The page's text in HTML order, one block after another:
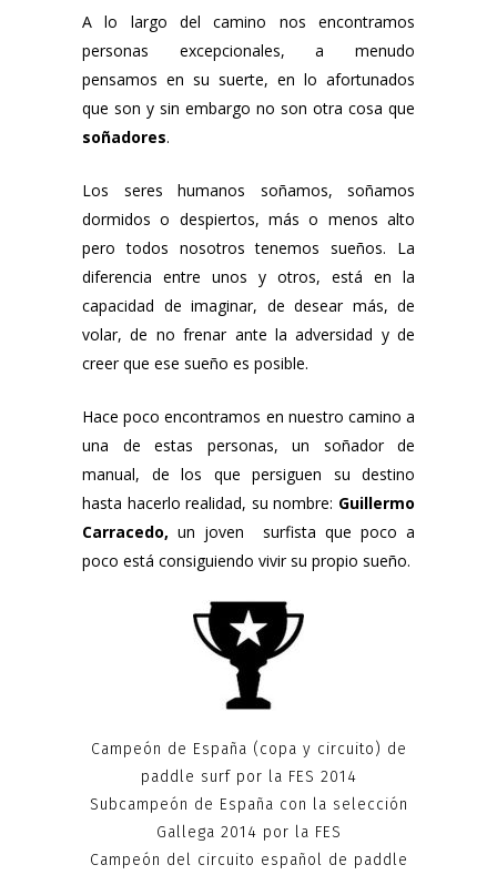
A lo largo del camino nos encontramos
personas excepcionales, a menudo
pensamos en su suerte, en lo afortunados
que son y sin embargo no son otra cosa que
soñadores.
Los seres humanos soñamos, soñamos
dormidos o despiertos, más o menos alto
pero todos nosotros tenemos sueños. La
diferencia entre unos y otros, está en la
capacidad de imaginar, de desear más, de
volar, de no frenar ante la adversidad y de
creer que ese sueño es posible.
Hace poco encontramos en nuestro camino a
una de estas personas, un soñador de
manual, de los que persiguen su destino
hasta hacerlo realidad, su nombre: Guillermo
Carracedo, un joven surfista que poco a
poco está consiguiendo vivir su propio sueño.
Campeón de España (copa y circuito) de
paddle surf por la FES 2014
Subcampeón de España con la selección
Gallega 2014 por la FES
Campeón del circuito español de paddle